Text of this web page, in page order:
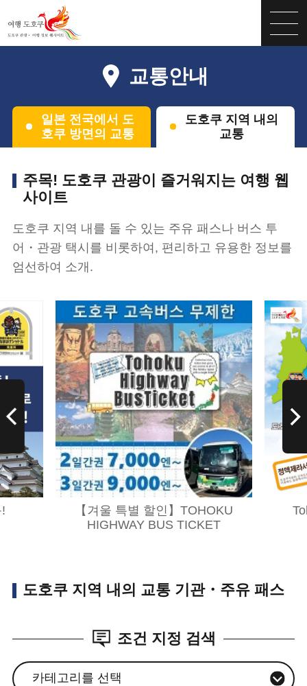
교통안내
일본 전국에서 도
호쿠 방면의 교통
도호쿠 지역 내의
교통
주목! 도호쿠 관광이 즐거워지는 여행 웹
사이트
도호쿠 지역 내를 돌 수 있는 주유 패스나 버스 투
어・관광 택시를 비롯하여, 편리하고 유용한 정보를
엄선하여 소개.
【겨울 특별 할인】TOHOKU
HIGHWAY BUS TICKET
도호쿠 지역 내의 교통 기관・주유 패스
조건 지정 검색
카테고리를 선택